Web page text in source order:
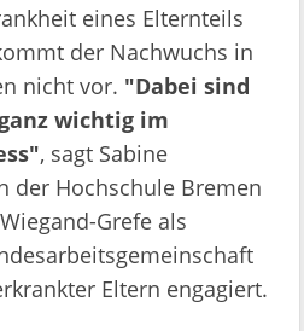
eines Elternteils
der Nachwuchs in
nicht vor. "Dabei sind
wichtig im
, sagt Sabine
der Hochschule Bremen
Grefe als
Eltern engagiert.